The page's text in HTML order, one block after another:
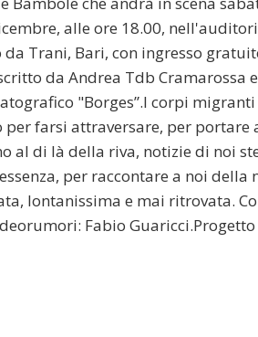
alle ore 18.00,
da Trani, Bari, con ingresso
da Andrea Tdb Cramarossa
"Borges”.I corpi
farsi attraversare, per portare
al di là della riva, notizie di noi
per raccontare a noi della
lontanissima e mai ritrovata.
Fabio